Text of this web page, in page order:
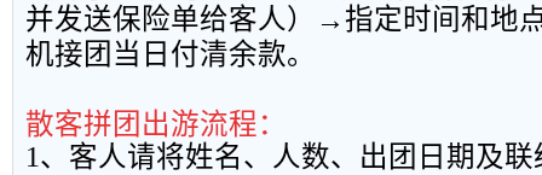
并发送保险单给客人）→指定时间和地
机接团当日付清余款。
散客拼团出游流程：
1、客人请将姓名、人数、出团日期及